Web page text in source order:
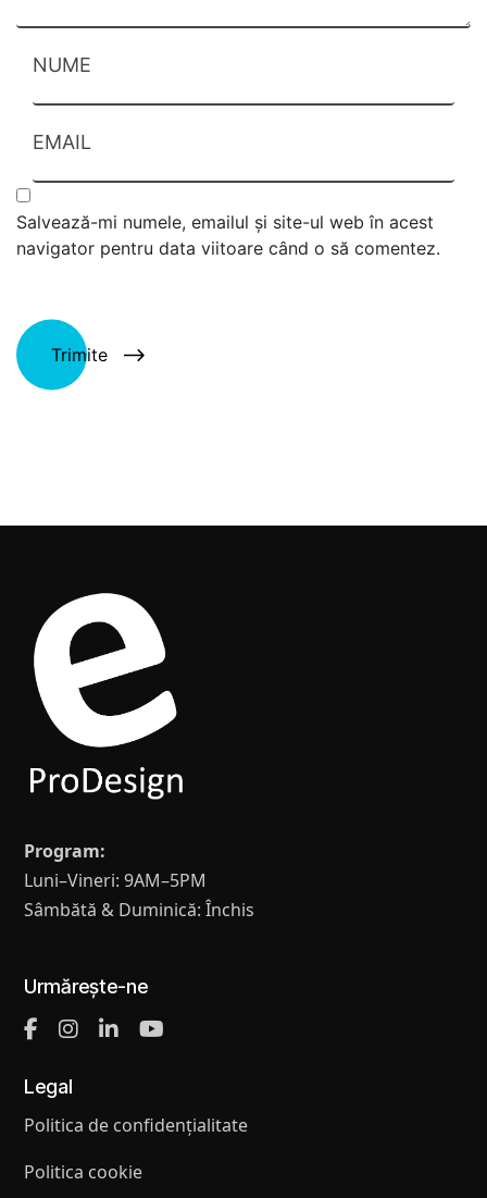
NUME
EMAIL
Salvează-mi numele, emailul și site-ul web în acest
navigator pentru data viitoare când o să comentez.
Trimite
Program:
Luni–Vineri: 9AM–5PM
Sâmbătă & Duminică: Închis
Urmărește-ne
Legal
Politica de confidențialitate
Politica cookie